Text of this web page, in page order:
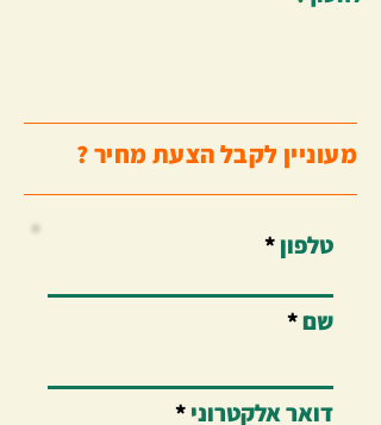
מעוניין לקבל הצעת מחיר ?
טלפון
שם
דואר אלקטרוני